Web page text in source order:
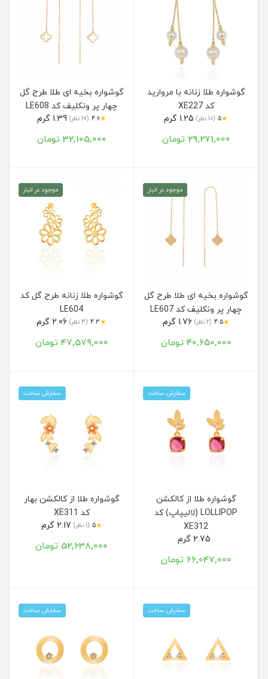
گوشواره طلا زنانه با مروارید
کد XE227
★
5 (10 نظر)
29,271,000 تومان
گوشواره بخیه ای طلا طرح گل
چهار پر ونکلیف کد LE608
★
4.6 (17 نظر) 1.39 گرم
32,105,000 تومان
موجود در انبار
گوشواره بخیه ای طلا طرح گل
چهار پر ونکلیف کد LE607
★
4.5 (2 نظر) 1.76 گرم
40,650,000 تومان
موجود در انبار
گوشواره طلا زنانه طرح گل کد
LE604
★
4.3 (3 نظر)
47,579,000 تومان
سفارش ساخت
گوشواره طلا از کالکشن
LOLLIPOP (لالیپاپ) کد
XE312
66,047,000 تومان
سفارش ساخت
گوشواره طلا از کالکشن بهار
کد XE311
★
5 (1 نظر)
52,638,000 تومان
سفارش ساخت سفارش ساخت